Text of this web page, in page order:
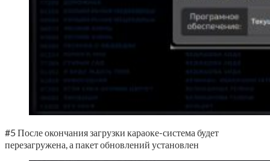
#5 После окончания загрузки караоке-система будет
перезагружена, а пакет обновлений установлен